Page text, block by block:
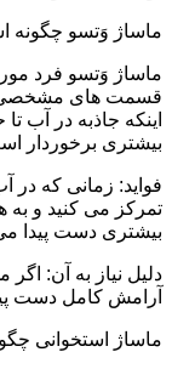
ماساژ وَتسو چگونه
ماساژ وَتسو فرد
قسمت های مشخصی
اینکه جاذبه در آب
بیشتری برخوردار
فواید: زمانی که در
تمرکز می کنید و
بیشتری دست پیدا
دلیل نیاز به آن:
آرامش کامل دست
ماساژ استخوانی